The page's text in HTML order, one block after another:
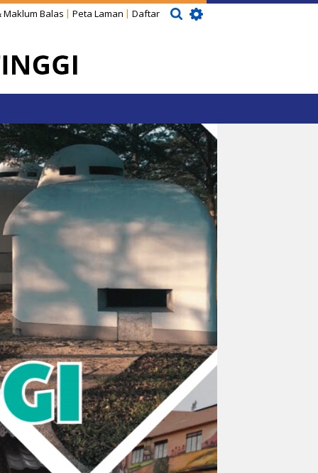
Maklum Balas Peta Laman Daftar